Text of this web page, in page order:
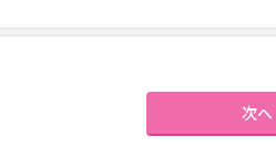
次へ